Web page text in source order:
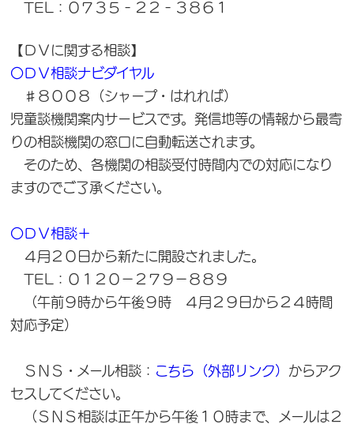
TEL：０７３５‐２２‐３８６１
【ＤＶに関する相談】
〇ＤＶ相談ナビダイヤル
♯８００８（シャープ・はれれば）
児童談機関案内サービスです。発信地等の情報から最寄
りの相談機関の窓口に自動転送されます。
そのため、各機関の相談受付時間内での対応になり
ますのでご了承ください。
〇ＤＶ相談＋
４月２０日から新たに開設されました。
TEL：０１２０－２７９－８８９
（午前９時から午後９時 ４月２９日から２４時間
対応予定）
ＳＮＳ・メール相談： こちら（外部リンク） からアク
セスしてください。
（ＳＮＳ相談は正午から午後１０時まで、メールは２